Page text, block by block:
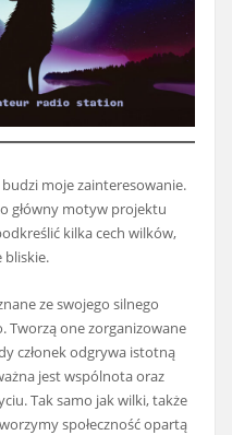
moje zainteresowanie.
główny motyw projektu
kilka cech wilków,
bliskie.
ze swojego silnego
Tworzą one zorganizowane
członek odgrywa istotną
jest wspólnota oraz
Tak samo jak wilki, także
społeczność opartą